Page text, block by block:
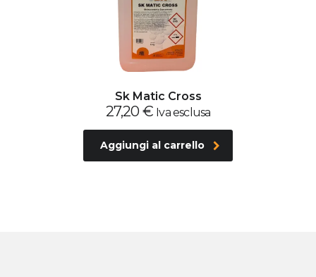
Sk Matic Cross
27,20 € Iva esclusa
Aggiungi al carrello